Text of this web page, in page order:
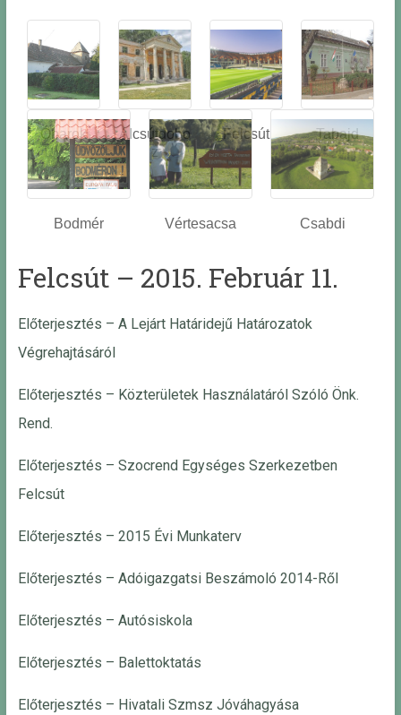
Óbarok
Alcsútdobo
z
Felcsút Tabajd
Bodmér Vértesacsa Csabdi
Felcsút – 2015. Február 11.
Előterjesztés – A Lejárt Határidejű Határozatok
Végrehajtásáról
Előterjesztés – Közterületek Használatáról Szóló Önk.
Rend.
Előterjesztés – Szocrend Egységes Szerkezetben
Felcsút
Előterjesztés – 2015 Évi Munkaterv
Előterjesztés – Adóigazgatsi Beszámoló 2014-Ről
Előterjesztés – Autósiskola
Előterjesztés – Balettoktatás
Előterjesztés – Hivatali Szmsz Jóváhagyása